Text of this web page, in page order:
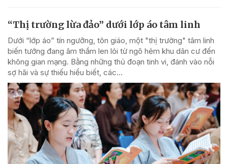
“Thị trường lừa đảo” dưới lớp áo tâm linh
Dưới “lớp áo” tín ngưỡng, tôn giáo, một "thị trường" tâm linh
biến tướng đang âm thầm len lỏi từ ngõ hẻm khu dân cư đến
không gian mạng. Bằng những thủ đoạn tinh vi, đánh vào nỗi
sợ hãi và sự thiếu hiểu biết, các...